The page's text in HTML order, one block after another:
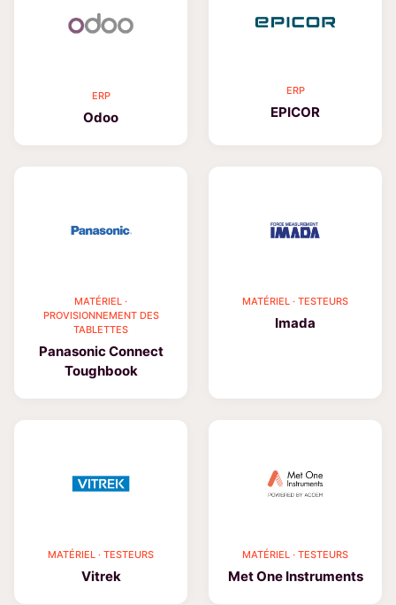
ERP
Odoo
ERP
EPICOR
MATÉRIEL ·
PROVISIONNEMENT DES
TABLETTES
Panasonic Connect
Toughbook
MATÉRIEL · TESTEURS
Imada
MATÉRIEL · TESTEURS
Vitrek
MATÉRIEL · TESTEURS
Met One Instruments